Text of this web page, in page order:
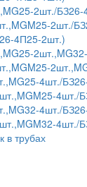
2шт./
2шт./
4П25-2шт.)
4шт./
4шт./
4шт./
4шт./
в трубах